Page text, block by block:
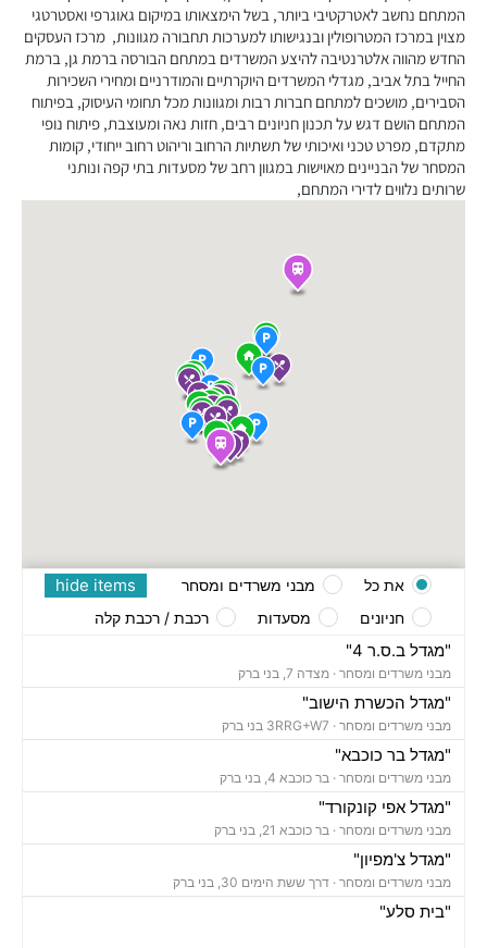
המתחם נחשב לאטרקטיבי ביותר, בשל הימצאותו במיקום גאוגרפי ואסטרטגי
מצוין במרכז המטרופולין ובנגישותו למערכות תחבורה מגוונות, מרכז העסקים
החדש מהווה אלטרנטיבה להיצע המשרדים במתחם הבורסה ברמת גן, ברמת
החייל בתל אביב, מגדלי המשרדים היוקרתיים והמודרניים ומחירי השכירות
הסבירים, מושכים למתחם חברות רבות ומגוונות מכל תחומי העיסוק, בפיתוח
המתחם הושם דגש על תכנון חניונים רבים, חזות נאה ומעוצבת, פיתוח נופי
מתקדם, מפרט טכני ואיכותי של תשתיות הרחוב וריהוט רחוב ייחודי, קומות
המסחר של הבניינים מאוישות במגוון רחב של מסעדות בתי קפה ונותני
שרותים נלווים לדירי המתחם,
"מגדל ב.ס.ר 4"
מבני משרדים ומסחר · מצדה 7, בני ברק
"מגדל הכשרת הישוב"
מבני משרדים ומסחר ·
"מגדל בר כוכבא"
מבני משרדים ומסחר · בר כוכבא 4, בני ברק
"מגדל אפי קונקורד"
מבני משרדים ומסחר · בר כוכבא 21, בני ברק
"מגדל צ'מפיון"
מבני משרדים ומסחר · דרך ששת הימים 30, בני ברק
"בית סלע"
hide items את כל
מבני משרדים ומסחר
חניונים
מסעדות רכבת / רכבת קלה